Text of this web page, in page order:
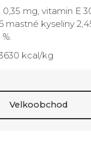
0,35 mg, vitamin E
mastné kyseliny
kcal/kg
Velkoobchod